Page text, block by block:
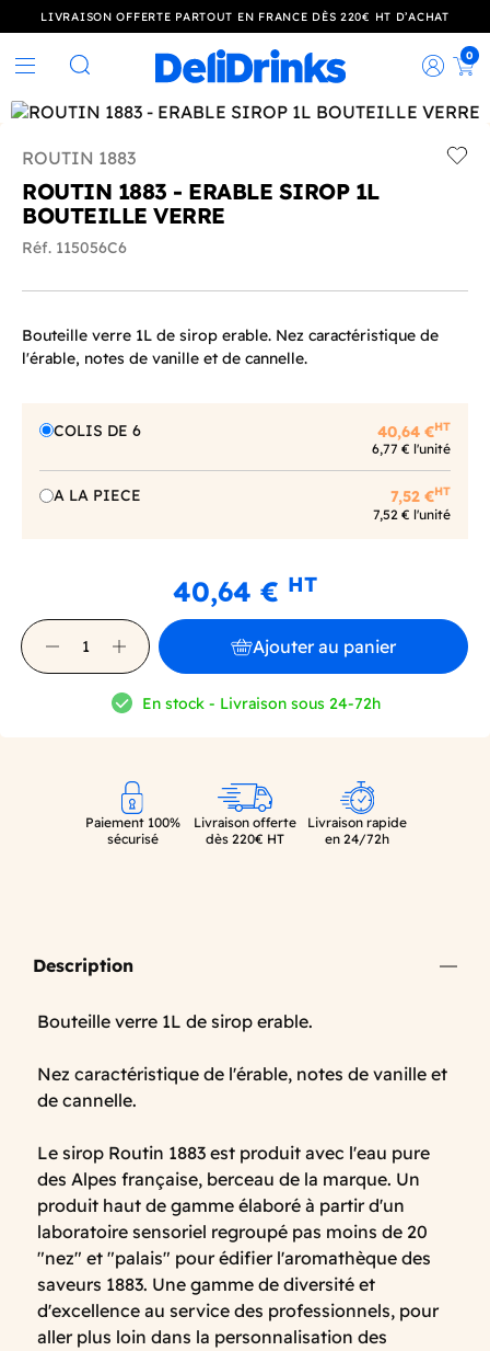
LIVRAISON OFFERTE PARTOUT EN FRANCE DÈS 220€ HT D’ACHAT
Rechercher
0
ROUTIN 1883
ROUTIN 1883 - ERABLE SIROP 1L
BOUTEILLE VERRE
Réf. 115056C6
Bouteille verre 1L de sirop erable. Nez caractéristique de
l'érable, notes de vanille et de cannelle.
COLIS DE 6 40,64 €HT
6,77 € l'unité
A LA PIECE 7,52 €HT
7,52 € l'unité
40,64 € HT
Ajouter au panier
En stock - Livraison sous 24-72h
Paiement 100%
sécurisé
Livraison offerte
dès 220€ HT
Livraison rapide
en 24/72h
Description
Bouteille verre 1L de sirop erable.
Nez caractéristique de l'érable, notes de vanille et
de cannelle.
Le sirop Routin 1883 est produit avec l'eau pure
des Alpes française, berceau de la marque. Un
produit haut de gamme élaboré à partir d'un
laboratoire sensoriel regroupé pas moins de 20
"nez" et "palais" pour édifier l'aromathèque des
saveurs 1883. Une gamme de diversité et
d'excellence au service des professionnels, pour
aller plus loin dans la personnalisation des